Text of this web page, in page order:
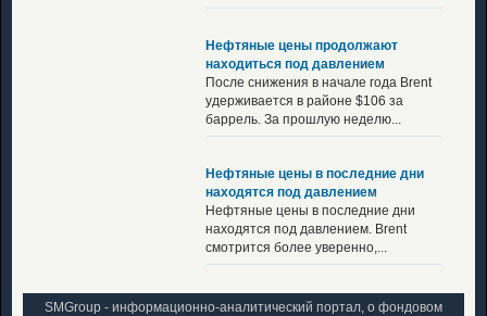
Нефтяные цены продолжают
находиться под давлением
После снижения в начале года Brent
удерживается в районе $106 за
баррель. За прошлую неделю...
Нефтяные цены в последние дни
находятся под давлением
Нефтяные цены в последние дни
находятся под давлением. Brent
смотрится более уверенно,...
SMGroup - информационно-аналитический портал, о фондовом